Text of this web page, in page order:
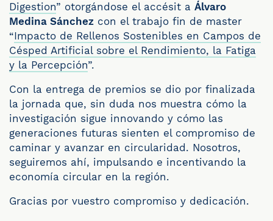
Digestion” otorgándose el accésit a Álvaro
Medina Sánchez con el trabajo fin de master
“Impacto de Rellenos Sostenibles en Campos de
Césped Artificial sobre el Rendimiento, la Fatiga
y la Percepción”.
Con la entrega de premios se dio por finalizada
la jornada que, sin duda nos muestra cómo la
investigación sigue innovando y cómo las
generaciones futuras sienten el compromiso de
caminar y avanzar en circularidad. Nosotros,
seguiremos ahí, impulsando e incentivando la
economía circular en la región.
Gracias por vuestro compromiso y dedicación.